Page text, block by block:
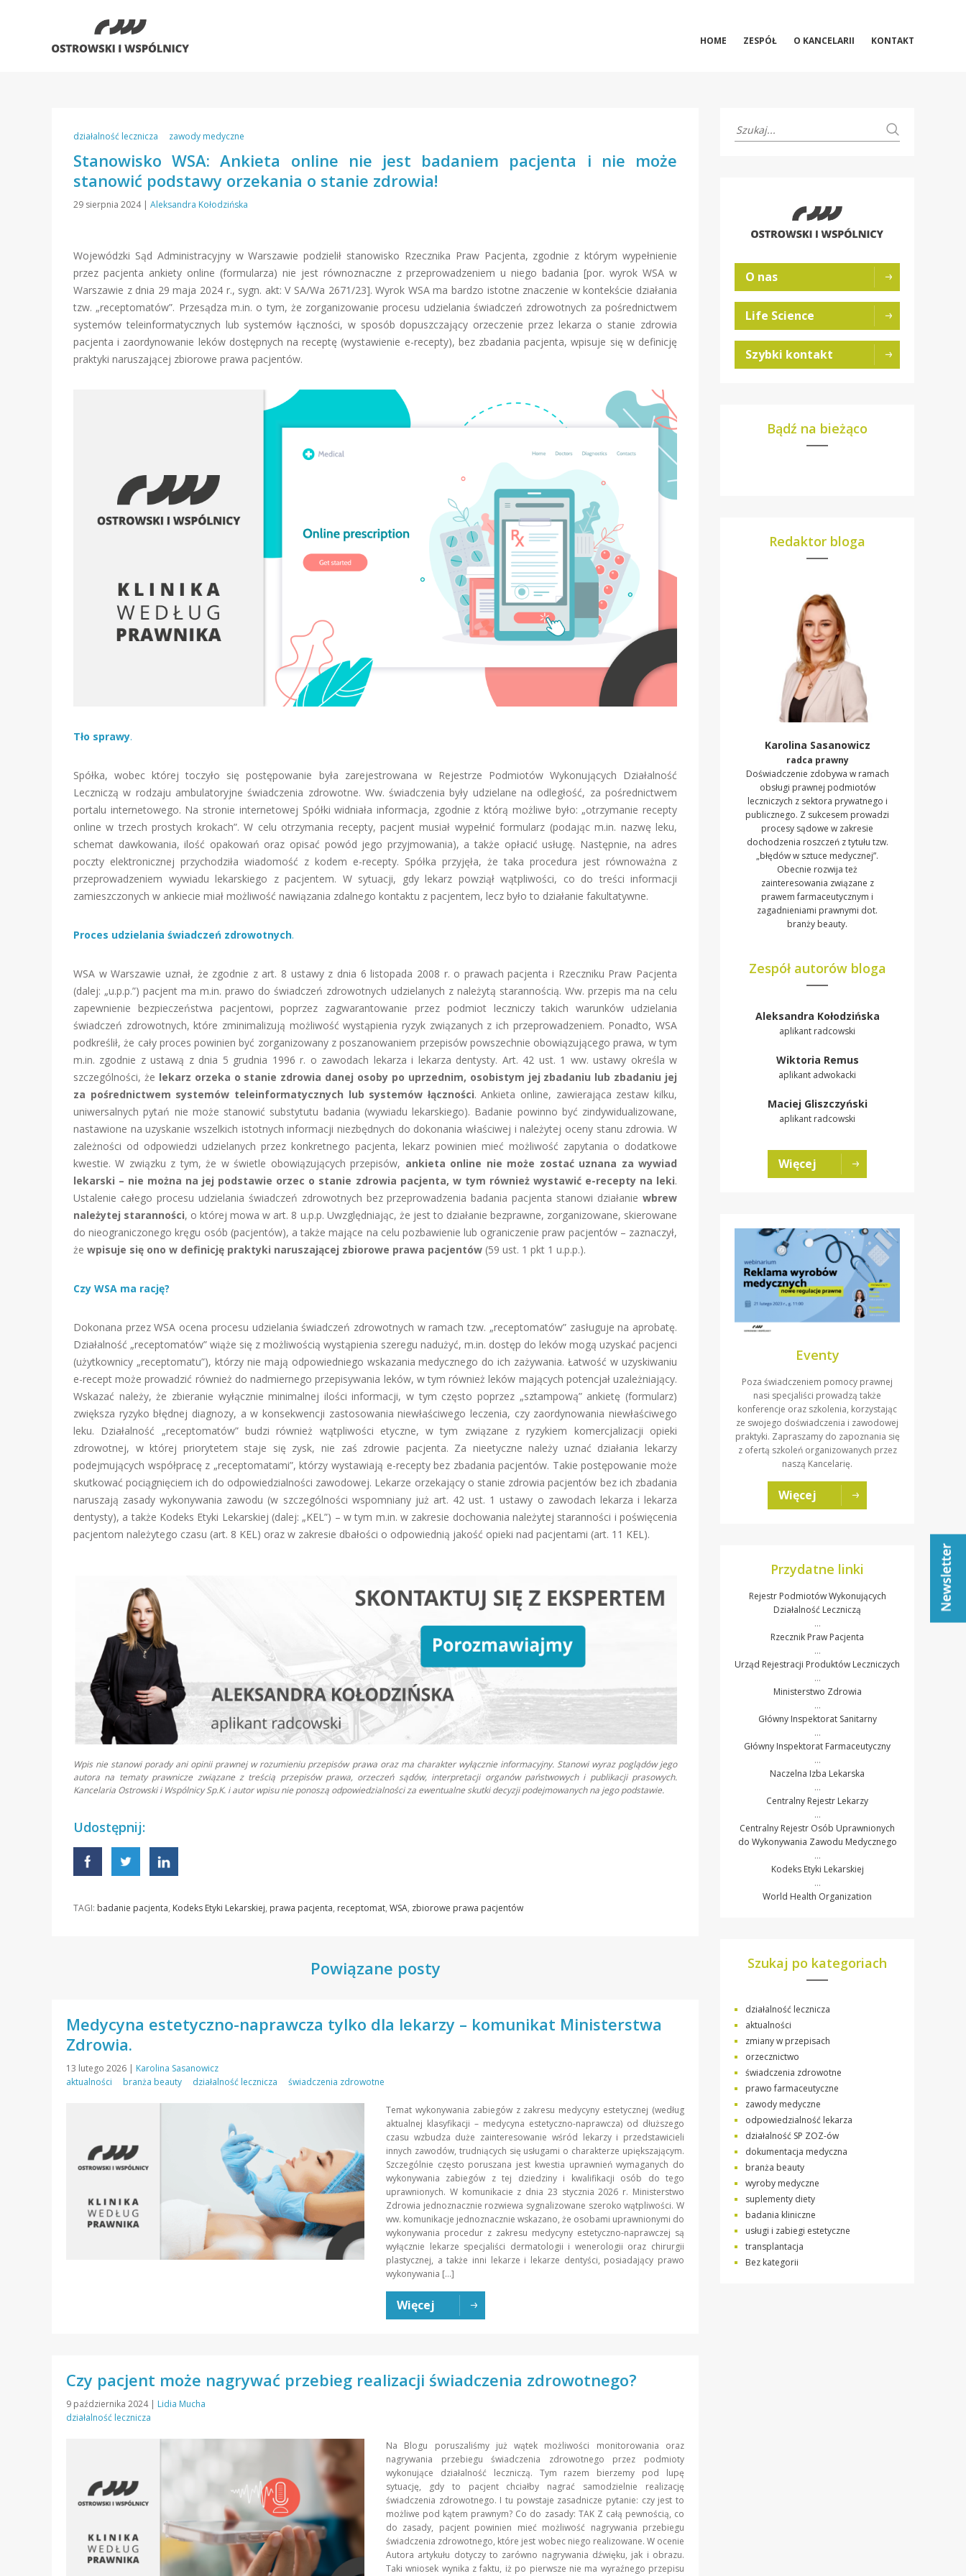
HOME ZESPÓŁ O KANCELARII KONTAKT
działalność lecznicza zawody medyczne
Stanowisko WSA: Ankieta online nie jest badaniem pacjenta i nie może
stanowić podstawy orzekania o stanie zdrowia!
29 sierpnia 2024 | Aleksandra Kołodzińska
Wojewódzki Sąd Administracyjny w Warszawie podzielił stanowisko Rzecznika Praw Pacjenta, zgodnie z którym wypełnienie
przez pacjenta ankiety online (formularza) nie jest równoznaczne z przeprowadzeniem u niego badania [por. wyrok WSA w
Warszawie z dnia 29 maja 2024 r., sygn. akt: V SA/Wa 2671/23]. Wyrok WSA ma bardzo istotne znaczenie w kontekście działania
tzw. „receptomatów”. Przesądza m.in. o tym, że zorganizowanie procesu udzielania świadczeń zdrowotnych za pośrednictwem
systemów teleinformatycznych lub systemów łączności, w sposób dopuszczający orzeczenie przez lekarza o stanie zdrowia
pacjenta i zaordynowanie leków dostępnych na receptę (wystawienie e-recepty), bez zbadania pacjenta, wpisuje się w definicję
praktyki naruszającej zbiorowe prawa pacjentów.
Tło sprawy.
Spółka, wobec której toczyło się postępowanie była zarejestrowana w Rejestrze Podmiotów Wykonujących Działalność
Leczniczą w rodzaju ambulatoryjne świadczenia zdrowotne. Ww. świadczenia były udzielane na odległość, za pośrednictwem
portalu internetowego. Na stronie internetowej Spółki widniała informacja, zgodnie z którą możliwe było: „otrzymanie recepty
online w trzech prostych krokach”. W celu otrzymania recepty, pacjent musiał wypełnić formularz (podając m.in. nazwę leku,
schemat dawkowania, ilość opakowań oraz opisać powód jego przyjmowania), a także opłacić usługę. Następnie, na adres
poczty elektronicznej przychodziła wiadomość z kodem e-recepty. Spółka przyjęła, że taka procedura jest równoważna z
przeprowadzeniem wywiadu lekarskiego z pacjentem. W sytuacji, gdy lekarz powziął wątpliwości, co do treści informacji
zamieszczonych w ankiecie miał możliwość nawiązania zdalnego kontaktu z pacjentem, lecz było to działanie fakultatywne.
Proces udzielania świadczeń zdrowotnych.
WSA w Warszawie uznał, że zgodnie z art. 8 ustawy z dnia 6 listopada 2008 r. o prawach pacjenta i Rzeczniku Praw Pacjenta
(dalej: „u.p.p.”) pacjent ma m.in. prawo do świadczeń zdrowotnych udzielanych z należytą starannością. Ww. przepis ma na celu
zapewnienie bezpieczeństwa pacjentowi, poprzez zagwarantowanie przez podmiot leczniczy takich warunków udzielania
świadczeń zdrowotnych, które zminimalizują możliwość wystąpienia ryzyk związanych z ich przeprowadzeniem. Ponadto, WSA
podkreślił, że cały proces powinien być zorganizowany z poszanowaniem przepisów powszechnie obowiązującego prawa, w tym
m.in. zgodnie z ustawą z dnia 5 grudnia 1996 r. o zawodach lekarza i lekarza dentysty. Art. 42 ust. 1 ww. ustawy określa w
szczególności, że lekarz orzeka o stanie zdrowia danej osoby po uprzednim, osobistym jej zbadaniu lub zbadaniu jej
za pośrednictwem systemów teleinformatycznych lub systemów łączności. Ankieta online, zawierająca zestaw kilku,
uniwersalnych pytań nie może stanowić substytutu badania (wywiadu lekarskiego). Badanie powinno być zindywidualizowane,
nastawione na uzyskanie wszelkich istotnych informacji niezbędnych do dokonania właściwej i należytej oceny stanu zdrowia. W
zależności od odpowiedzi udzielanych przez konkretnego pacjenta, lekarz powinien mieć możliwość zapytania o dodatkowe
kwestie. W związku z tym, że w świetle obowiązujących przepisów, ankieta online nie może zostać uznana za wywiad
lekarski – nie można na jej podstawie orzec o stanie zdrowia pacjenta, w tym również wystawić e-recepty na leki.
Ustalenie całego procesu udzielania świadczeń zdrowotnych bez przeprowadzenia badania pacjenta stanowi działanie wbrew
należytej staranności, o której mowa w art. 8 u.p.p. Uwzględniając, że jest to działanie bezprawne, zorganizowane, skierowane
do nieograniczonego kręgu osób (pacjentów), a także mające na celu pozbawienie lub ograniczenie praw pacjentów – zaznaczył,
że wpisuje się ono w definicję praktyki naruszającej zbiorowe prawa pacjentów (59 ust. 1 pkt 1 u.p.p.).
Czy WSA ma rację?
Dokonana przez WSA ocena procesu udzielania świadczeń zdrowotnych w ramach tzw. „receptomatów” zasługuje na aprobatę.
Działalność „receptomatów” wiąże się z możliwością wystąpienia szeregu nadużyć, m.in. dostęp do leków mogą uzyskać pacjenci
(użytkownicy „receptomatu”), którzy nie mają odpowiedniego wskazania medycznego do ich zażywania. Łatwość w uzyskiwaniu
e-recept może prowadzić również do nadmiernego przepisywania leków, w tym również leków mających potencjał uzależniający.
Wskazać należy, że zbieranie wyłącznie minimalnej ilości informacji, w tym często poprzez „sztampową” ankietę (formularz)
zwiększa ryzyko błędnej diagnozy, a w konsekwencji zastosowania niewłaściwego leczenia, czy zaordynowania niewłaściwego
leku. Działalność „receptomatów” budzi również wątpliwości etyczne, w tym związane z ryzykiem komercjalizacji opieki
zdrowotnej, w której priorytetem staje się zysk, nie zaś zdrowie pacjenta. Za nieetyczne należy uznać działania lekarzy
podejmujących współpracę z „receptomatami”, którzy wystawiają e-recepty bez zbadania pacjentów. Takie postępowanie może
skutkować pociągnięciem ich do odpowiedzialności zawodowej. Lekarze orzekający o stanie zdrowia pacjentów bez ich zbadania
naruszają zasady wykonywania zawodu (w szczególności wspomniany już art. 42 ust. 1 ustawy o zawodach lekarza i lekarza
dentysty), a także Kodeks Etyki Lekarskiej (dalej: „KEL”) – w tym m.in. w zakresie dochowania należytej staranności i poświęcenia
pacjentom należytego czasu (art. 8 KEL) oraz w zakresie dbałości o odpowiednią jakość opieki nad pacjentami (art. 11 KEL).
Wpis nie stanowi porady ani opinii prawnej w rozumieniu przepisów prawa oraz ma charakter wyłącznie informacyjny. Stanowi wyraz poglądów jego
autora na tematy prawnicze związane z treścią przepisów prawa, orzeczeń sądów, interpretacji organów państwowych i publikacji prasowych.
Kancelaria Ostrowski i Wspólnicy Sp.K. i autor wpisu nie ponoszą odpowiedzialności za ewentualne skutki decyzji podejmowanych na jego podstawie.
Udostępnij:
TAGI: badanie pacjenta, Kodeks Etyki Lekarskiej, prawa pacjenta, receptomat, WSA, zbiorowe prawa pacjentów
Powiązane posty
Medycyna estetyczno-naprawcza tylko dla lekarzy – komunikat Ministerstwa
Zdrowia.
13 lutego 2026 | Karolina Sasanowicz
aktualności
branża beauty działalność lecznicza świadczenia zdrowotne
Temat wykonywania zabiegów z zakresu medycyny estetycznej (według
aktualnej klasyfikacji – medycyna estetyczno-naprawcza) od dłuższego
czasu wzbudza duże zainteresowanie wśród lekarzy i przedstawicieli
innych zawodów, trudniących się usługami o charakterze upiększającym.
Szczególnie często poruszana jest kwestia uprawnień wymaganych do
wykonywania zabiegów z tej dziedziny i kwalifikacji osób do tego
uprawnionych. W komunikacie z dnia 23 stycznia 2026 r. Ministerstwo
Zdrowia jednoznacznie rozwiewa sygnalizowane szeroko wątpliwości. W
ww. komunikacje jednoznacznie wskazano, że osobami uprawnionymi do
wykonywania procedur z zakresu medycyny estetyczno-naprawczej są
wyłącznie lekarze specjaliści dermatologii i wenerologii oraz chirurgii
plastycznej, a także inni lekarze i lekarze dentyści, posiadający prawo
wykonywania […]
Więcej
Czy pacjent może nagrywać przebieg realizacji świadczenia zdrowotnego?
9 października 2024 | Lidia Mucha
działalność lecznicza
Na Blogu poruszaliśmy już wątek możliwości monitorowania oraz
nagrywania przebiegu świadczenia zdrowotnego przez podmioty
wykonujące działalność leczniczą. Tym razem bierzemy pod lupę
sytuację, gdy to pacjent chciałby nagrać samodzielnie realizację
świadczenia zdrowotnego. I tu powstaje zasadnicze pytanie: czy jest to
możliwe pod kątem prawnym? Co do zasady: TAK Z całą pewnością, co
do zasady, pacjent powinien mieć możliwość nagrywania przebiegu
świadczenia zdrowotnego, które jest wobec niego realizowane. W ocenie
Autora artykułu dotyczy to zarówno nagrywania dźwięku, jak i obrazu.
Taki wniosek wynika z faktu, iż po pierwsze nie ma wyraźnego przepisu
O nas
Life Science
Szybki kontakt
Bądź na bieżąco
Redaktor bloga
Karolina Sasanowicz
radca prawny
Doświadczenie zdobywa w ramach
obsługi prawnej podmiotów
leczniczych z sektora prywatnego i
publicznego. Z sukcesem prowadzi
procesy sądowe w zakresie
dochodzenia roszczeń z tytułu tzw.
„błędów w sztuce medycznej”.
Obecnie rozwija też
zainteresowania związane z
prawem farmaceutycznym i
zagadnieniami prawnymi dot.
branży beauty.
Zespół autorów bloga
Aleksandra Kołodzińska
aplikant radcowski
Wiktoria Remus
aplikant adwokacki
Maciej Gliszczyński
aplikant radcowski
Więcej
Eventy
Poza świadczeniem pomocy prawnej
nasi specjaliści prowadzą także
konferencje oraz szkolenia, korzystając
ze swojego doświadczenia i zawodowej
praktyki. Zapraszamy do zapoznania się
z ofertą szkoleń organizowanych przez
naszą Kancelarię.
Więcej
Przydatne linki
Rejestr Podmiotów Wykonujących
Działalność Leczniczą
…
Rzecznik Praw Pacjenta
…
Urząd Rejestracji Produktów Leczniczych
…
Ministerstwo Zdrowia
…
Główny Inspektorat Sanitarny
…
Główny Inspektorat Farmaceutyczny
…
Naczelna Izba Lekarska
…
Centralny Rejestr Lekarzy
…
Centralny Rejestr Osób Uprawnionych
do Wykonywania Zawodu Medycznego
…
Kodeks Etyki Lekarskiej
…
World Health Organization
Szukaj po kategoriach
działalność lecznicza
aktualności
zmiany w przepisach
orzecznictwo
świadczenia zdrowotne
prawo farmaceutyczne
zawody medyczne
odpowiedzialność lekarza
działalność SP ZOZ-ów
dokumentacja medyczna
branża beauty
wyroby medyczne
suplementy diety
badania kliniczne
usługi i zabiegi estetyczne
transplantacja
Bez kategorii